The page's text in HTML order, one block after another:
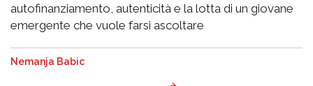
autofinanziamento, autenticità e la lotta di un giovane
emergente che vuole farsi ascoltare
Nemanja Babic